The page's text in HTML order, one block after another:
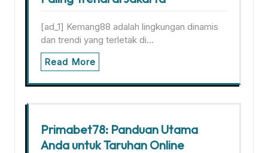
[ad_1] Kemang88 adalah lingkungan dinamis
dan trendi yang terletak di…
Read More
Primabet78: Panduan Utama
Anda untuk Taruhan Online